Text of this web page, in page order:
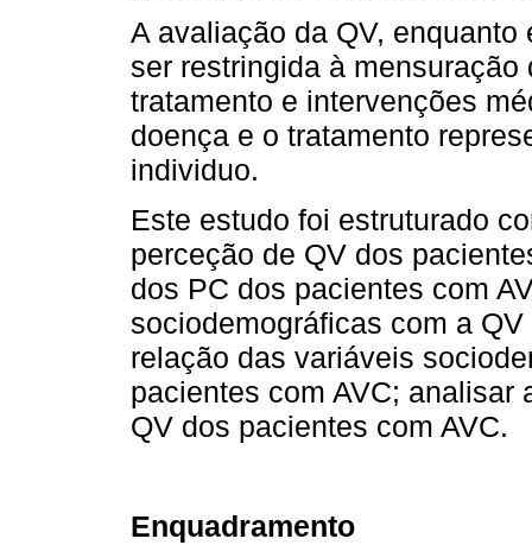
A avaliação da QV,
ser restringida à
tratamento e intervenções
doença e o tratamento
individuo.
Este estudo foi estruturado
perceção de QV dos
dos PC dos pacientes com
sociodemográficas com a
relação das variáveis
pacientes com AVC;
QV dos pacientes com AVC.
Enquadramento